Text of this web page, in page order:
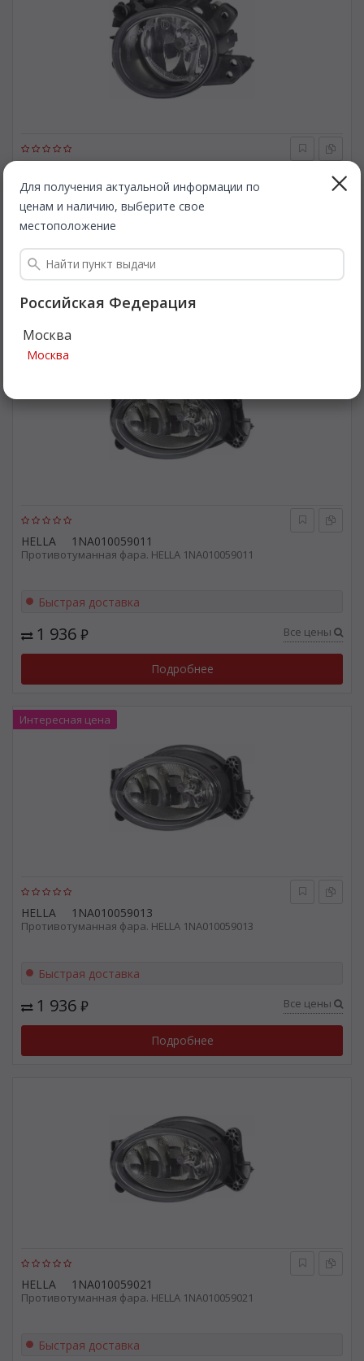
Для получения актуальной информации по
ценам и наличию, выберите свое
местоположение
Российская Федерация
Москва
Москва
Противотуманная фара. HELLA 1N0010058023
Быстрая доставка
1 936₽
Подробнее
HELLA 1NA010059011
Противотуманная фара. HELLA 1NA010059011
Быстрая доставка
1 936 ₽ Все цены
Подробнее
HELLA 1NA010059013
Противотуманная фара. HELLA 1NA010059013
Интересная цена
Быстрая доставка
1 936 ₽ Все цены
Подробнее
HELLA 1NA010059021
Противотуманная фара. HELLA 1NA010059021
Быстрая доставка